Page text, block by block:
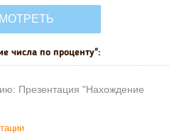
числа по проценту":
Презентация "Нахождение